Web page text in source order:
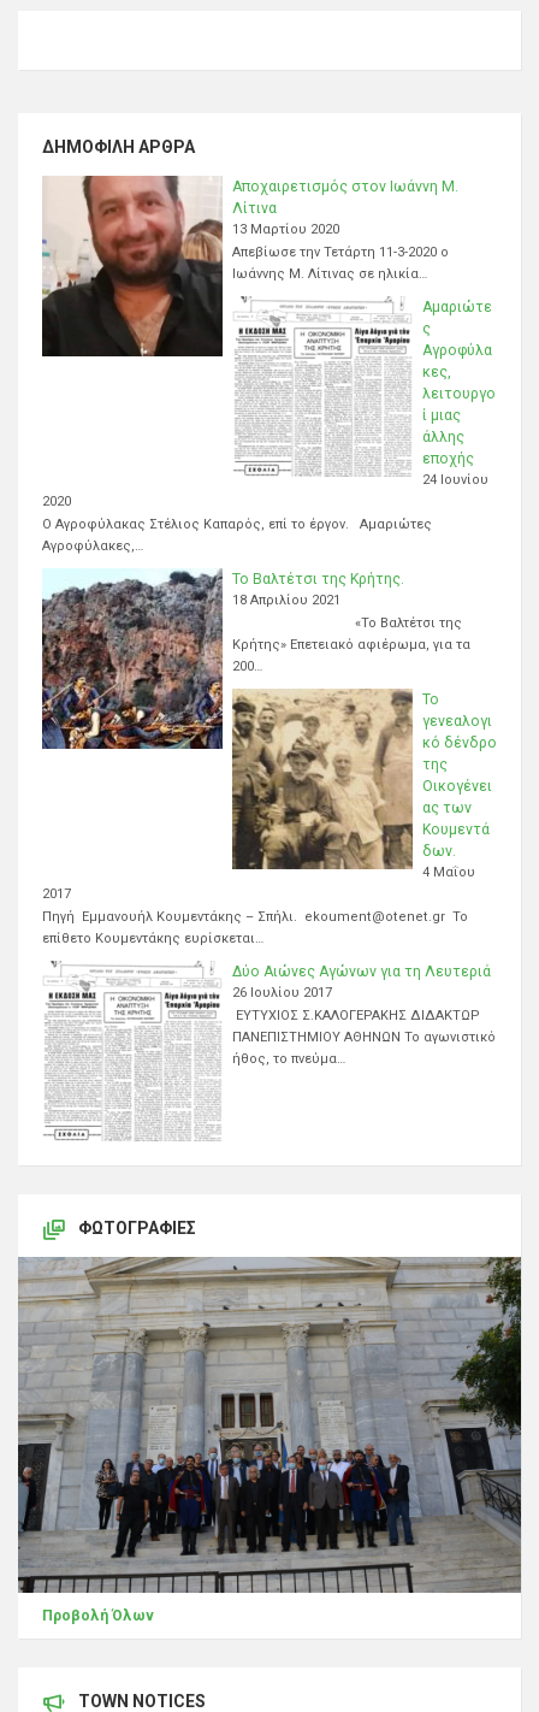
ΔΗΜΟΦΙΛΉ ΆΡΘΡΑ
Αποχαιρετισμός στον Ιωάννη Μ.
Λίτινα
13 Μαρτίου 2020
Απεβίωσε την Τετάρτη 11-3-2020 ο
Ιωάννης Μ. Λίτινας σε ηλικία…
Αμαριώτε
ς
Αγροφύλα
κες,
λειτουργο
ί μιας
άλλης
εποχής
24 Ιουνίου
2020
Ο Αγροφύλακας Στέλιος Καπαρός, επί το έργον. Αμαριώτες
Αγροφύλακες,…
Το Βαλτέτσι της Κρήτης.
18 Απριλίου 2021
«Το Βαλτέτσι της
Κρήτης» Επετειακό αφιέρωμα, για τα
200…
Το
γενεαλογι
κό δένδρο
της
Οικογένει
ας των
Κουμεντά
δων.
4 Μαΐου
2017
Πηγή Εμμανουήλ Κουμεντάκης – Σπήλι. ekoument@otenet.gr Το
επίθετο Κουμεντάκης ευρίσκεται…
Δύο Αιώνες Αγώνων για τη Λευτεριά
26 Ιουλίου 2017
ΕΥΤΥΧΙΟΣ Σ.ΚΑΛΟΓΕΡΑΚΗΣ ΔΙΔΑΚΤΩΡ
ΠΑΝΕΠΙΣΤΗΜΙΟΥ ΑΘΗΝΩΝ Το αγωνιστικό
ήθος, το πνεύμα…
ΦΩΤΟΓΡΑΦΊΕΣ
Προβολή Όλων
TOWN NOTICES